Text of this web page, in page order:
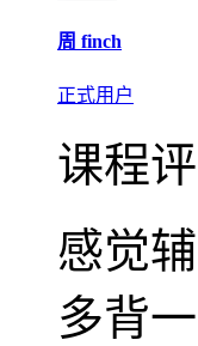
周 finch
正式用户
课程
感觉
多背